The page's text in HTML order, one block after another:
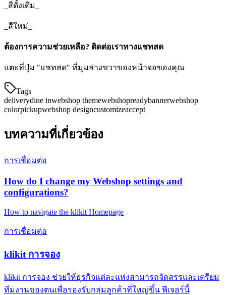
_สีดั้งเดิม_
_สีใหม่_
ต้องการความช่วยเหลือ? ติดต่อเราทางแชทสด
แตะที่ปุ่ม "แชทสด" ที่มุมล่างขวาของหน้าจอของคุณ
Tags
deliverydine inwebshop themewebshopreadybannerwebshop
colorpickupwebshop designcustomizeaccept
บทความที่เกี่ยวข้อง
การเชื่อมต่อ
How do I change my Webshop settings and
configurations?
How to navigate the klikit Homepage
การเชื่อมต่อ
klikit การจอง
klikit การจอง ช่วยให้ธุรกิจแต่ละแห่งสามารถจัดสรรและเตรียม
ทีมงานของตนเพื่อรองรับกลุ่มลูกค้าที่ใหญ่ขึ้น ฟีเจอร์นี้